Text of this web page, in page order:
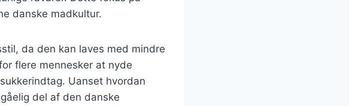
danske madkultur.
da den kan laves med mindre
flere mennesker at nyde
Uanset hvordan
del af den danske